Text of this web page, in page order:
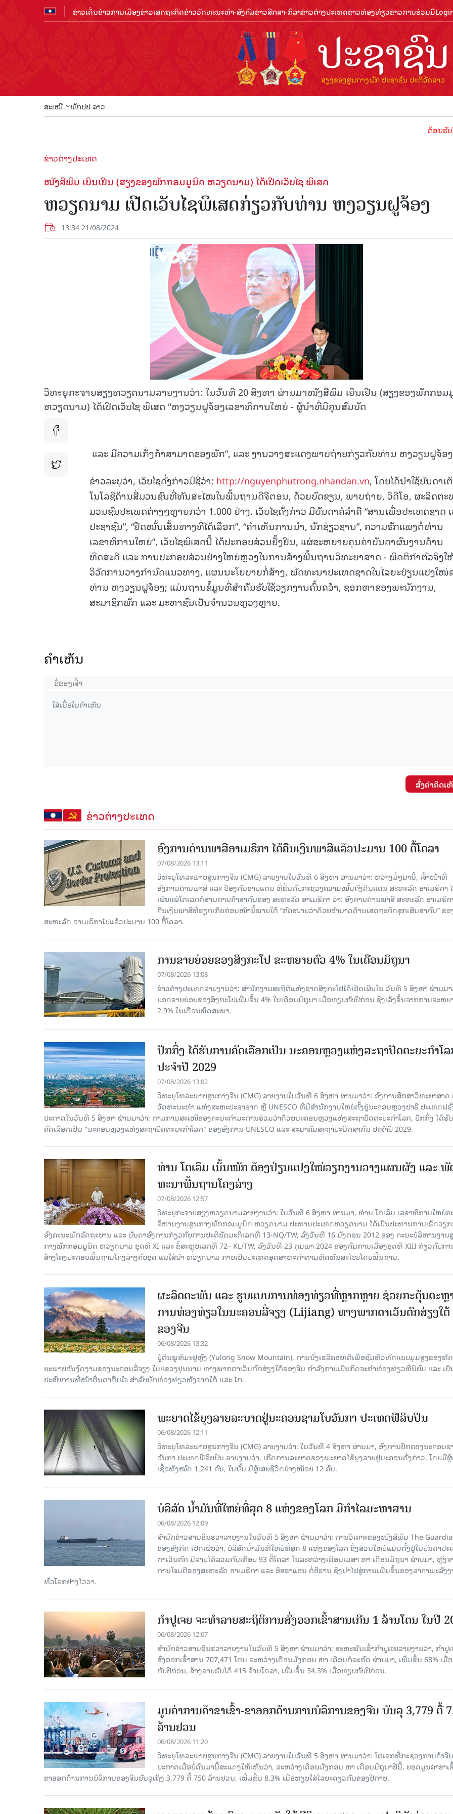
ຂ່າວເດັ່ນຂ່າວການເມືອງຂ່າວເສດຖະກິດຂ່າວວັດທະນະທຳ-ສັງຄົມຂ່າວສືກສາ-ກິລາຂ່າວຕ່າງປະເທດຂ່າວທ່ອງທ່ຽວຂ່າວການຮ່ວມມື
ສະເໜີ ພັກປປ ລາວ
ຕ້ອນຮັບປີທ່ອງ
ຂ່າວຕ່າງປະເທດ
ໜັງສືພິມ ເຍິນເຢີນ (ສຽງຂອງພັກກອມມູນິດ ຫວຽດນາມ) ໄດ້ເປີດເວັບໄຊ ພິເສດ
ຫວຽດນາມ ເປີດເວັບໄຊພິເສດກ່ຽວກັບທ່ານ ຫງວຽນຝູຈ້ອງ
13:34 21/08/2024
ວິທະຍຸກະຈາຍສຽງຫວຽດນາມລາຍງານວ່າ: ໃນວັນທີ 20 ສິງຫາ ຜ່ານມາໜັງສືພິມ ເຍິນເຢີນ (ສຽງຂອງພັກກອມ
ຫວຽດນາມ) ໄດ້ເປີດເວັບໄຊ ພິເສດ “ຫງວຽນຝູຈ້ອງເລຂາທິການໃຫຍ່ - ຜູ້ນຳທີ່ມີຄຸນສົມບັດ
ແລະ ມີຄວາມເກັ່ງກ້າສາມາດຂອງພັກ”, ແລະ ງານວາງສະແດງພາບຖ່າຍກ່ຽວກັບທ່ານ ຫງວຽນຝູຈ້ອ
ຂ່າວລະບຸວ່າ, ເວັບໄຊດັ່ງກ່າວມີຊື່ວ່າ: http://nguyenphutrong.nhandan.vn, ໂດຍໄດ້ນໍາໃຊ້ບັນດາເ
ໂນໂລຊີດ້ານສື່ມວນຊົນທີ່ທັນສະໄໝໃນພື້ນຖານດີຈີຕອນ, ດ້ວຍບົດຂຽນ, ພາບຖ່າຍ, ວິດີໂອ, ຜະລິດຕ
ມວນຊົນປະເພດຕ່າງໆຫຼາຍກວ່າ 1.000 ຢ່າງ. ເວັບໄຊດັ່ງກ່າວ ມີບັນດາຄໍລຳຄື “ສານເພື່ອປະເທດຊາດ
ປະຊາຊົນ”, “ຢຶດໝັ້ນເສັ້ນທາງທີ່ໄດ້ເລືອກ”, “ຄຳເຫັນການນຳ, ນັກຊ່ຽວຊານ”, ຄວາມຮັກແພງຕໍ່ທ່ານ
ເລຂາທິການໃຫຍ່”, ເວັບໄຊພິເສດນີ້ ໄດ້ປະກອບສ່ວນຢັ້ງຢືນ, ແຜ່ຂະຫຍາຍຄຸນຄ່າບັນດາຜົນງານດ້ານ
ທິດສະດີ ແລະ ການປະກອບສ່ວນຢ່າງໃຫຍ່ຫຼວງໃນການສ້າງພື້ນຖານວິທະຍາສາດ - ພຶດຕິກຳຕົວຈິງໃ
ວິວັດການວາງກຳນົດແນວທາງ, ແຜນນະໂຍບາຍກໍ່ສ້າງ, ພັດທະນາປະເທດຊາດໃນໄລຍະປ່ຽນແປງໃໝ່
ທ່ານ ຫງວຽນຝູຈ້ອງ; ແມ່ນຖານຂໍ້ມູນທີ່ສຳຄັນຮັບໃຊ້ວຽກງານຄົ້ນຄວ້າ, ຊອກຫາຂອງພະນັກງານ,
ສະມາຊິກພັກ ແລະ ມະຫາຊົນເປັນຈຳນວນຫຼວງຫຼາຍ.
ຄໍາເຫັນ
ສົ່ງຄໍາຄິດເ
ຂ່າວຕ່າງປະເທດ
ອົງການດ່ານພາສີອາເມຣິກາ ໄດ້ຄືນເງິນພາສີແລ້ວປະມານ 100 ຕື້ໂດລາ
07/08/2026 13:11
ວິທະຍຸໂທລະພາບສູນກາງຈີນ (CMG) ລາຍງານໃນວັນທີ 6 ສິງຫາ ຜ່ານມາວ່າ: ຫວ່າງມໍ່ໆມານີ້, ເຈົ້າໜ້າທີ່
ອົງການດ່ານພາສີ ແລະ ປ້ອງກັນຊາຍແດນ ທີ່ຂຶ້ນກັບກະຊວງຄວາມໝັ້ນຄົງດິນແດນ ສະຫະລັດ ອາເມຣິກາ
ເຜີຍແຜ່ໂຕເລກຕໍ່ສານການຄ້າສາກົນຂອງ ສະຫະລັດ ອາເມຣິກາ ວ່າ: ອົງການດ່ານພາສີ ສະຫະລັດ ອາເມຣິກ
ຄືນເງິນພາສີທີ່ຮຽກເກັບກ່ອນໜ້ານີ້ພາຍໃຕ້ “ກົດໝາຍວ່າດ້ວຍອຳນາດດ້ານເສດຖະກິດສຸກເສີນສາກົນ” ຂອ
ສະຫະລັດ ອາເມຣິກາໄປແລ້ວປະມານ 100 ຕື້ໂດລາ.
ການຂາຍຍ່ອຍຂອງສິງກະໂປ ຂະຫຍາຍຕົວ 4% ໃນເດືອນມິຖຸນາ
07/08/2026 13:08
ຂ່າວຕ່າງປະເທດລາຍງານວ່າ: ສຳນັກງານສະຖິຕິແຫ່ງຊາດສິງກະໂປໄດ້ເປີດເຜີຍໃນ ວັນທີ 5 ສິງຫາ ຜ່ານມາ
ຍອດຂາຍຍ່ອຍຂອງສິງກະໂປເພີ່ມຂຶ້ນ 4% ໃນເດືອນມິຖຸນາ ເມື່ອທຽບກັບປີກ່ອນ ຊຶ່ງເລັ່ງຂຶ້ນຈາກການຂະຫຍ
2.9% ໃນເດືອນພຶດສະພາ.
ປັກກິ່ງ ໄດ້ຮັບການຄັດເລືອກເປັນ ນະຄອນຫຼວງແຫ່ງສະຖາປັດຕະຍະກຳໂ
ປະຈຳປີ 2029
07/08/2026 13:02
ວິທະຍຸໂທລະພາບສູນກາງຈີນ (CMG) ລາຍງານໃນວັນທີ 6 ສິງຫາ ຜ່ານມາວ່າ: ອົງການສຶກສາວິທະຍາສາດ
ວັດທະນະທຳ ແຫ່ງສະຫະປະຊາຊາດ ຫຼື UNESCO ທີ່ມີສຳນັກງານໃຫຍ່ຕັ້ງຢູ່ນະຄອນ​ຫຼວງປາຣີ ປະເທດຝຣັ່
ປະກາດໃນວັນທີ 5 ສິງຫາ ຜ່ານມາວ່າ: ຕາມການສະເໜີຂອງຄະນະກຳມະການຮ່ວມວ່າດ້ວຍນະຄອນຫຼວງແຫ່ງສະຖາປັດຕະຍະກຳໂລກ, ປັກກິ່ງ ໄດ້ຮັ
ຄັດ​ເລືອກເປັນ "ນະຄອນຫຼວງແຫ່ງສະຖາປັດຕະຍະກຳໂລກ" ຂອງອົງການ UNESCO ແລະ ສະມາ​ຄົມສະຖາປະນິກສາກົນ ປະຈຳປີ 2029.
ທ່ານ ໂຕ​ເລິມ ເນັ້ນໜັກ ຕ້ອງ​ປ່ຽນ​ແປງ​ໃໝ່​ວຽກ​ງານ​ວາງ​ແຜນ​ຜັງ ແລະ ​ພັ
ທະ​ນາ​ພື້ນ​ຖານ​ໂຄງ​ລ່າງ
07/08/2026 12:57
ວິທະຍຸກະຈາຍສຽງຫວຽດນາມລາຍງານວ່າ: ໃນ​ວັນ​ທີ 6 ສິງ​ຫາ ຜ່ານມາ, ທ່ານ ໂຕ​ເລິມ ເລ​ຂາ​ທິ​ການ​ໃຫຍ່​ຄ
ລິ​ຫານ​ງານ​ສູນ​ກາງ​ພັກ​ກອມ​ມູ​ນິດ ຫວຽດ​ນາມ ປະ​ທານ​ປະ​ເທດຫວຽດ​ນາມ ໄດ້​ເປັນ​ປະ​ທານ​ການ​ເຮັດ​ວຽ
ອົງ​ຄະ​ນະ​ພັກ​ລັດ​ຖະ​ບານ ແລະ ບັນ​ດາ​ອົງ​ການ​ກ່ຽວ​ກັບ​ການ​ປະ​ຕິ​ບັດ​ມະ​ຕິ​ເລກ​ທີ 13-NQ/TW, ລົງວັນ​ທີ 16 ມັງ​ກອນ 2012 ຂອງ ຄະ​ນະ​ບໍ​ລິ​ຫານ​ງານ​
ກາງ​ພັກ​ກອມ​ມູ​ນິດ ຫວຽດ​ນາມ ຊຸດ​ທີ XI ແລະ ຂໍ້​ສະ​ຫຼຸບ​ເລກ​ທີ 72– KL/TW, ​ລົງວັນ​ທີ 23 ກຸມ​ພາ 2024 ຂອງ​ກົມ​ການ​ເມື​ອງ​ຊຸດ​ທີ XIII ກ່ຽວ​ກັບ​ກ
ສ້າງ​ໂຄງ​ປະ​ກອບ​ພື້ນ​ຖານ​ໂຄງ​ລ່າງຄົບ​ຊຸດ ແນ​ໃສ່​ນຳ ຫວຽດ​ນາມ ກາຍ​ເປັນ​ປະ​ເທດ​ອຸດ​ສາ​ຫະ​ກຳ​ຕາມ​ທິດ​ທັນ​ສະ​ໄໝ​ໂດຍ​ພື້ນ​ຖານ.
ຜະລິດຕະພັນ ແລະ ຮູບແບບການທ່ອງທ່ຽວທີ່ຫຼາກຫຼາຍ ຊ່ວຍກະຕຸ້ນຕະຫຼ
ການທ່ອງທ່ຽວໃນນະຄອນລີ່ຈຽງ (Lijiang) ທາງພາກຕາເວັນຕົກສ່ຽງໃຕ້
ຂອງຈີນ
06/08/2026 13:32
ຢູ່ຕີນພູຫິມະຢູຫຼົງ (Yulong Snow Mountain), ການນັ່ງເຮລິຄອບເຕີເພື່ອຊົມທິວທັດແບບມຸມສູງຂອງທັ
ຍະພາບອັນງົດງາມຂອງນະຄອນລີ່ຈຽງ ໃນແຂວງຢຸນນານ ທາງພາກຕາເວັນຕົກສ່ຽງໃຕ້ຂອງຈີນ ກຳລັງກາຍເປັນກິດຈະກຳທ່ອງທ່ຽວທີ່ນິຍົມ ແລະ ເປັ
ປະສົບການທີ່ໜ້າຕື່ນຕາຕື່ນໃຈ ສຳລັບນັກທ່ອງທ່ຽວທັງຈາກໃກ້ ແລະ ໄກ.
ພະຍາດໄຂ້ຍຸງລາຍລະບາດຢູ່ນະຄອນຊາມໂບ​ອັນກາ ປະເທດຟີລິບປິນ
06/08/2026 12:11
ວິທະຍຸໂທລະພາບສູນກາງຈີນ (CMG) ລາຍງານວ່າ: ໃນວັນທີ 4 ສິງ​ຫາ ຜ່ານມາ, ອົງການ​ປົກ​ຄອງນະຄອນຊ
ອັນກາ ປະເທດຟີລິບປິນ ລາຍ​ງານວ່າ, ເກີດ​ການລະບາດ​ຂອງພະຍາດໄຂ້ຍຸງລາຍຢູ່ນະຄອນດັ່ງກ່າວ, ໂດຍມີ
ເຊື້ອ​ທັງ​ໝົດ 1,241 ຄົນ, ໃນນັ້ນ ມີຜູ້ເສຍຊີວິດຢ່າງໜ້ອຍ 12 ຄົນ.
ບໍລິສັດ ນ້ຳມັນທີ່ໃຫຍ່ທີ່ສຸດ 8 ແຫ່ງຂອງໂລກ ມີກຳໄລມະຫາສານ
06/08/2026 12:09
ສຳນັກຂ່າວສານຊິນຮວາລາຍງານໃນວັນທີ 5 ສິງຫາ ຜ່ານມາວ່າ: ການວິເຄາະຂອງໜັງສືພິມ The
ຂອງອັງກິດ ເປີດເຜີຍວ່າ, ບໍລິສັດນ້ຳມັນທີ່ໃຫຍ່ທີ່ສຸດ 8 ແຫ່ງຂອງໂລກ ຊຶ່ງສ່ວນໃຫຍ່ແມ່ນຕັ້ງຢູ່ໃນບັນດາປະ
ຕາເວັນຕົກ ມີລາຍໄດ້ລວມກັນເກືອບ 93 ຕື້ໂດລາ ໃນລະຫວ່າງເດືອນເມສາ ຫາ ເດືອນມິຖຸນາ ຜ່ານມາ, ຫຼັງຈ
ການໂຈມຕີຂອງສະຫະລັດ ອາເມຣິກາ ແລະ ອິສຣາແອນ ຕໍ່ອີຣານ ຊຶ່ງນຳໄປສູ່ການເພີ່ມຂຶ້ນຂອງລາຄາພະລັງງ
ທົ່ວໂລກຢ່າງໄວວາ.
ກຳປູເຈຍ ຈະທຳລາຍສະຖິຕິການສົ່ງອອກເຂົ້າສານເກີນ 1 ລ້ານໂຕນ ໃນປີ
06/08/2026 12:07
ສຳນັກຂ່າວສານຊິນຮວາລາຍງານໃນວັນທີ 5 ສິງຫາ ຜ່ານມາວ່າ: ສະຫະພັນເຂົ້າກຳປູເຈຍລາຍງານວ່າ, ກໍາປູເ
ສົ່ງອອກເຂົ້າສານ 707,471 ໂຕນ ລະຫວ່າງເດືອນມັງກອນ ຫາ ເດືອນກໍລະກົດ ຜ່ານມາ, ເພີ່ມຂຶ້ນ 68% ເມື່
ກັບປີກ່ອນ, ສ້າງລາຍຮັບໄດ້ 415 ລ້ານໂດລາ, ເພີ່ມຂຶ້ນ 34.3% ເມື່ອທຽບກັບປີກ່ອນ.
ມູນຄ່າການຄ້າຂາເຂົ້າ-ຂາອອກດ້ານການບໍລິການຂອງຈີນ ບັນລຸ 3,779 ຕື້
ລ້ານຢວນ
06/08/2026 11:20
ວິທະຍຸໂທລະພາບສູນກາງຈີນ (CMG) ລາຍງານໃນວັນທີ 5 ສິງຫາ ຜ່ານມາວ່າ: ໂຕເລກທີ່ກະຊວງການຄ້າຈີນ
ປະກາດເມື່ອບໍ່ດົນມານີ້ສະແດງໃຫ້ເຫັນວ່າ, ລະຫວ່າງເດືອນມັງກອນ ຫາ ເດືອນມິຖຸນາປີນີ້, ຍອດມູນຄ່າຂາເ
ຂາອອກດ້ານການບໍລິການຂອງຈີນບັນລຸເຖິງ 3,779 ຕື້ 750 ລ້ານຢວນ, ເພີ່ມຂຶ້ນ 8.3% ເມື່ອທຽບໃສ່ໄລຍະດຽວກັນຂອງປີກາຍ.